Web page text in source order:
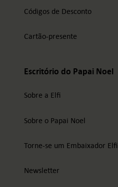
Códigos de Desconto
Cartão-presente
Escritório do Papai Noel
Sobre a Elfi
Sobre o Papai Noel
Torne-se um Embaixador Elfi
Newsletter